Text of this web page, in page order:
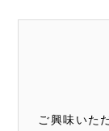
ご興味いた